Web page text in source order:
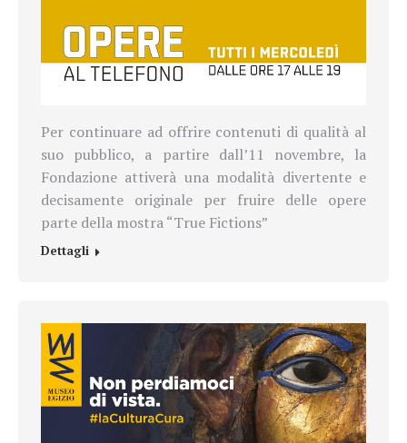
Per continuare ad offrire contenuti di qualità al
suo pubblico, a partire dall’11 novembre, la
Fondazione attiverà una modalità divertente e
decisamente originale per fruire delle opere
parte della mostra “True Fictions”
Dettagli